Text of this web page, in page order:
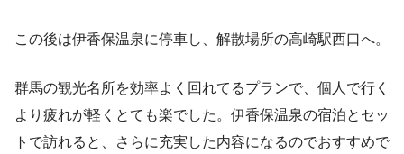
この後は伊香保温泉に停車し、解散場所の高崎駅西口へ。
群馬の観光名所を効率よく回れてるプランで、個人で行く
より疲れが軽くとても楽でした。伊香保温泉の宿泊とセッ
トで訪れると、さらに充実した内容になるのでおすすめで